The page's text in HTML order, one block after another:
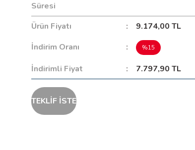
Süresi
Ürün Fiyatı
9.174,00 TL
İndirim Oranı
%15
İndirimli Fiyat 7.797,90 TL
TEKLİF İSTE